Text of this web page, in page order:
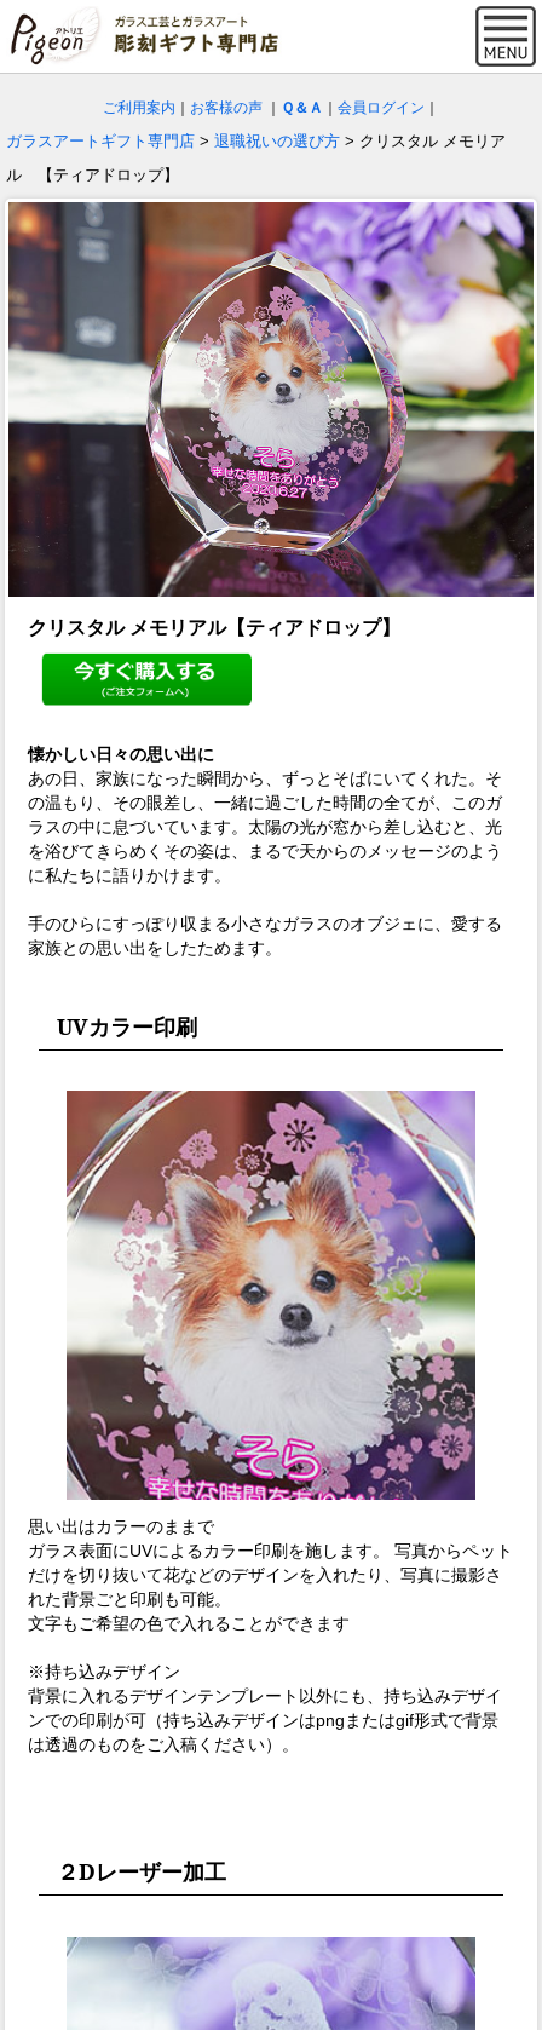
ご利用案内 お客様の声 Ｑ＆Ａ 会員ログイン
ガラスアートギフト専門店 > 退職祝いの選び方 > クリスタル メモリア
ル 【ティアドロップ】
クリスタル メモリアル【ティアドロップ】
懐かしい日々の思い出に
あの日、家族になった瞬間から、ずっとそばにいてくれた。そ
の温もり、その眼差し、一緒に過ごした時間の全てが、このガ
ラスの中に息づいています。太陽の光が窓から差し込むと、光
を浴びてきらめくその姿は、まるで天からのメッセージのよう
に私たちに語りかけます。
手のひらにすっぽり収まる小さなガラスのオブジェに、愛する
家族との思い出をしたためます。
UVカラー印刷
思い出はカラーのままで
ガラス表面にUVによるカラー印刷を施します。 写真からペット
だけを切り抜いて花などのデザインを入れたり、写真に撮影さ
れた背景ごと印刷も可能。
文字もご希望の色で入れることができます
※持ち込みデザイン
背景に入れるデザインテンプレート以外にも、持ち込みデザイ
ンでの印刷が可（持ち込みデザインはpngまたはgif形式で背景
は透過のものをご入稿ください）。
２Dレーザー加工